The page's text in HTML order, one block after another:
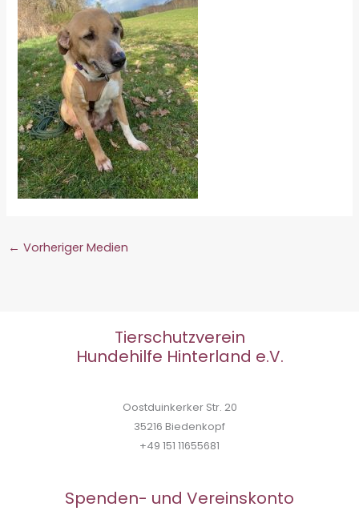
← Vorheriger Medien
Tierschutzverein
Hundehilfe Hinterland e.V.
Oostduinkerker Str. 20
35216 Biedenkopf
+49 151 11655681
Spenden- und Vereinskonto